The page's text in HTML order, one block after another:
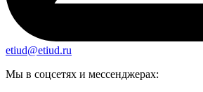
etiud@etiud.ru
Мы в соцсетях и мессенджерах: